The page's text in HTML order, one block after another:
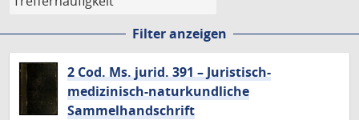
Filter anzeigen
2 Cod. Ms. jurid. 391 – Juristisch-
medizinisch-naturkundliche
Sammelhandschrift